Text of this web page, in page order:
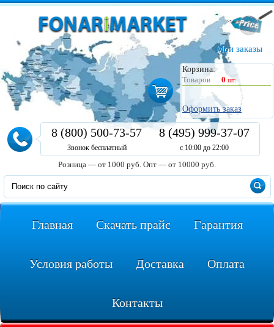
Мои заказы
Корзина:
Товаров
0 шт.
Оформить заказ
8 (800) 500-73-57
Звонок бесплатный
8 (495) 999-37-07
с 10:00 до 22:00
Розница — от 1000 руб. Опт — от 10000 руб.
Главная Скачать прайс Гарантия
Условия работы Доставка Оплата
Контакты